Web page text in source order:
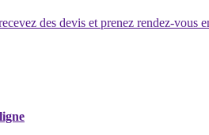
des devis et prenez rendez-vous